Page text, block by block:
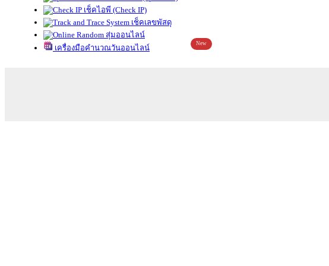
เช็คไอพี (Check IP)
เช็คเลขพัสดุ
สุ่มออนไลน์
เครื่องมือคำนวณวันออนไลน์
New